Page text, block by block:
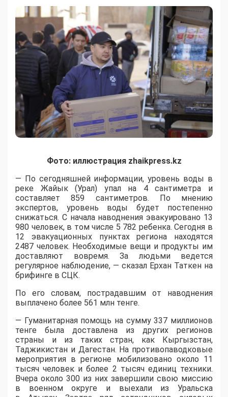
Фото: иллюстрация zhaikpress.kz
— По сегодняшней информации, уровень воды в
реке Жайык (Урал) упал на 4 сантиметра и
составляет 859 сантиметров. По мнению
экспертов, уровень воды будет постепенно
снижаться. С начала наводнения эвакуировано 13
980 человек, в том числе 5 782 ребенка. Сегодня в
12 эвакуационных пунктах региона находятся
2487 человек. Необходимые вещи и продукты им
доставляют вовремя. За людьми ведется
регулярное наблюдение, — сказал Ерхан Таткен на
брифинге в СЦК.
По его словам, пострадавшим от наводнения
выплачено более 561 млн тенге.
— Гуманитарная помощь на сумму 337 ​​миллионов
тенге была доставлена из других регионов
страны и из таких стран, как Кыргызстан,
Таджикистан и Дагестан. На противопаводковые
мероприятия в регионе мобилизовано около 11
тысяч человек и более 2 тысяч единиц техники.
Вчера около 300 из них завершили свою миссию
в военном округе и выехали из Уральска